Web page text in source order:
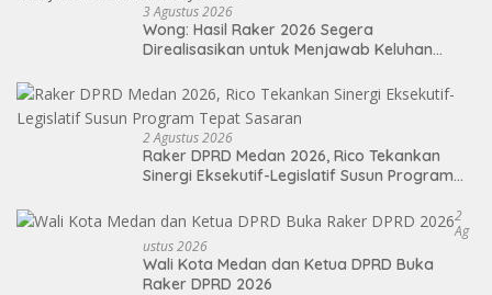
3 Agustus 2026
Wong: Hasil Raker 2026 Segera
Direalisasikan untuk Menjawab Keluhan
2 Agustus 2026
Raker DPRD Medan 2026, Rico Tekankan
Sinergi Eksekutif-Legislatif Susun Program
2
Ag
Ustus 2026
Wali Kota Medan dan Ketua DPRD Buka
Raker DPRD 2026